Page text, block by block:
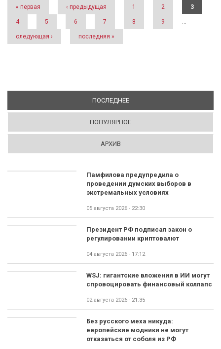
« первая ‹ предыдущая 1 2 3
4 5 6 7 8 9 …
следующая › последняя »
ПОСЛЕДНЕЕ(АКТИВНАЯ ВКЛАДКА)
ПОПУЛЯРНОЕ
АРХИВ
Памфилова предупредила о
проведении думских выборов в
экстремальных условиях
05 августа 2026 - 22:30
Президент РФ подписал закон о
регулировании криптовалют
04 августа 2026 - 17:12
WSJ: гигантские вложения в ИИ могут
спровоцировать финансовый коллапс
02 августа 2026 - 21:35
Без русского меха никуда:
европейские модники не могут
отказаться от соболя из РФ